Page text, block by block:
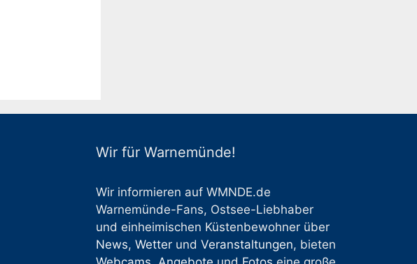
Wir für Warnemünde!
Wir informieren auf WMNDE.de
Warnemünde-Fans, Ostsee-Liebhaber
und einheimischen Küstenbewohner über
News,Wetter undVeranstaltungen, bieten